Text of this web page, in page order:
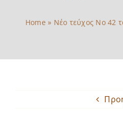
Περιοδικό
Home » Νέο τεύχος Νο 42